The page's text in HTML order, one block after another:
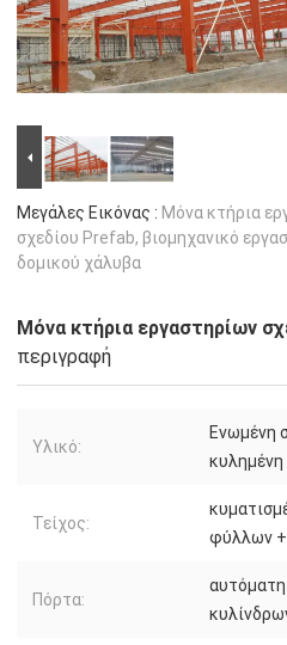
Μεγάλες Εικόνας : Μόνα κτήρια
σχεδίου Prefab, βιομηχανικό
δομικού χάλυβα
Μόνα κτήρια εργαστηρίων
περιγραφή
Υλικό:
Ενωμένη
κυλημένη
Τείχος:
φύλλων
Πόρτα: